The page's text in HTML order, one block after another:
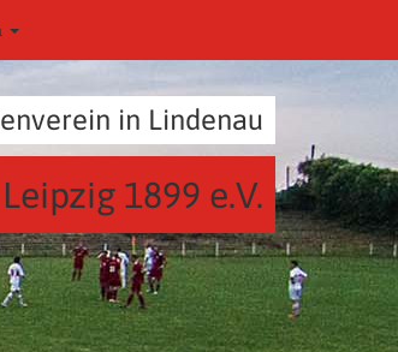
in Lindenau
1899 e.V.